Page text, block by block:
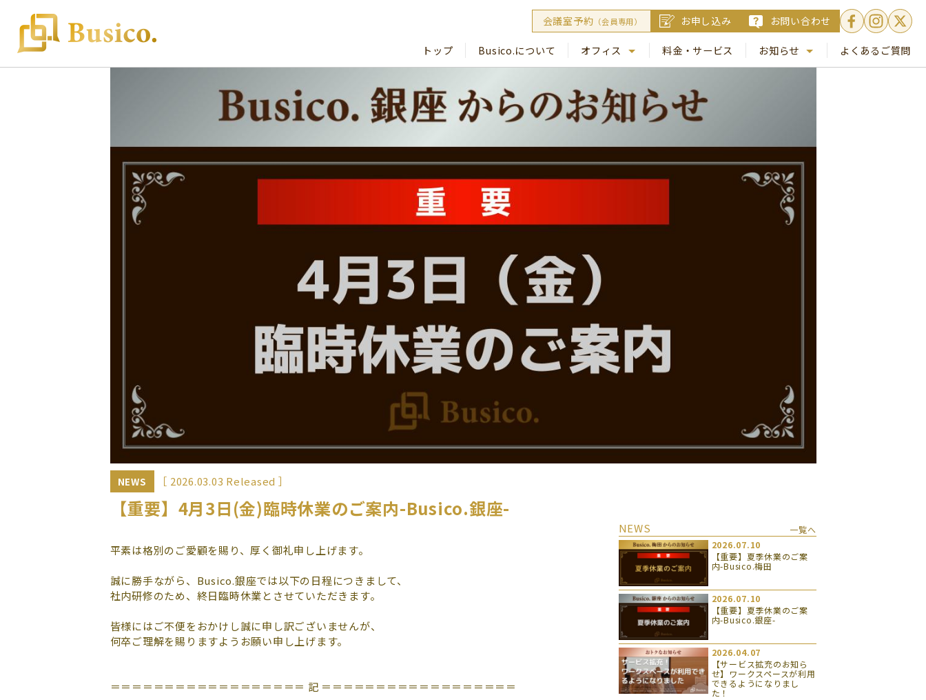
会議室予約 （会員専用） お申し込み お問い合わせ
トップ Busico.について
オフィス
Busico. 梅田
料金・サービス
お知らせ
よくあるご質問
NEWS ［ 2026.03.03 Released ］
【重要】4月3日(金)臨時休業のご案内-Busico.銀座-
平素は格別のご愛顧を賜り、厚く御礼申し上げます。
誠に勝手ながら、Busico.銀座では以下の日程につきまして、
社内研修のため、終日臨時休業とさせていただきます。
皆様にはご不便をおかけし誠に申し訳ございませんが、
何卒ご理解を賜りますようお願い申し上げます。
＝＝＝＝＝＝＝＝＝＝＝＝＝＝＝＝＝＝ 記 ＝＝＝＝＝＝＝＝＝＝＝＝＝＝＝＝＝＝
NEWS
一覧へ
2026.07.10
【重要】夏季休業のご案
内-Busico.梅田
2026.07.10
【重要】夏季休業のご案
内-Busico.銀座-
2026.04.07
【サービス拡充のお知ら
せ】ワークスペースが利用
できるようになりまし
た！